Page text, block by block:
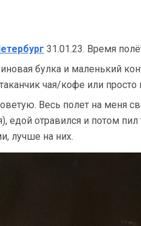
31.01.23. Время
булка и маленький
чая/кофе или просто
Весь полет на меня
едой отравился и потом пил
лучше на них.